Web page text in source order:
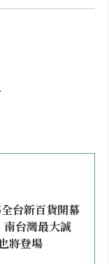
台新百貨開幕
台灣最大誠
將登場